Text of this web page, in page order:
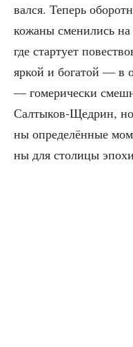
вал­ся. Теперь
кожа­ны сме­ни­лись
где стар­ту­ет
яркой и бога­той — в
— гоме­ри­че­ски
Сал­ты­ков-Щед­рин,
ны опре­де­лён­ные
ны для сто­ли­цы